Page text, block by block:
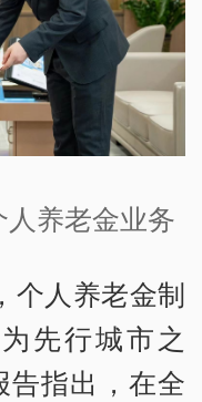
养老金业务
个人养老金制
先行城市之
告指出，在全